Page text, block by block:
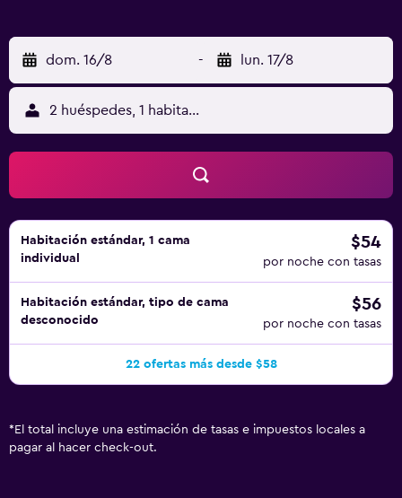
dom. 16/8 - lun. 17/8
2 huéspedes, 1 habitación
Habitación estándar, 1 cama
individual
$54
por noche con tasas
Habitación estándar, tipo de cama
desconocido
$56
por noche con tasas
22 ofertas más desde $58
* El total incluye una estimación de tasas e impuestos locales a
pagar al hacer check-out.